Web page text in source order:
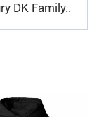
DK Family..